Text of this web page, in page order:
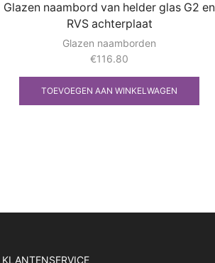
Glazen naambord van helder glas G2 en
RVS achterplaat
Glazen naamborden
€116.80
TOEVOEGEN AAN WINKELWAGEN
KLANTENSERVICE